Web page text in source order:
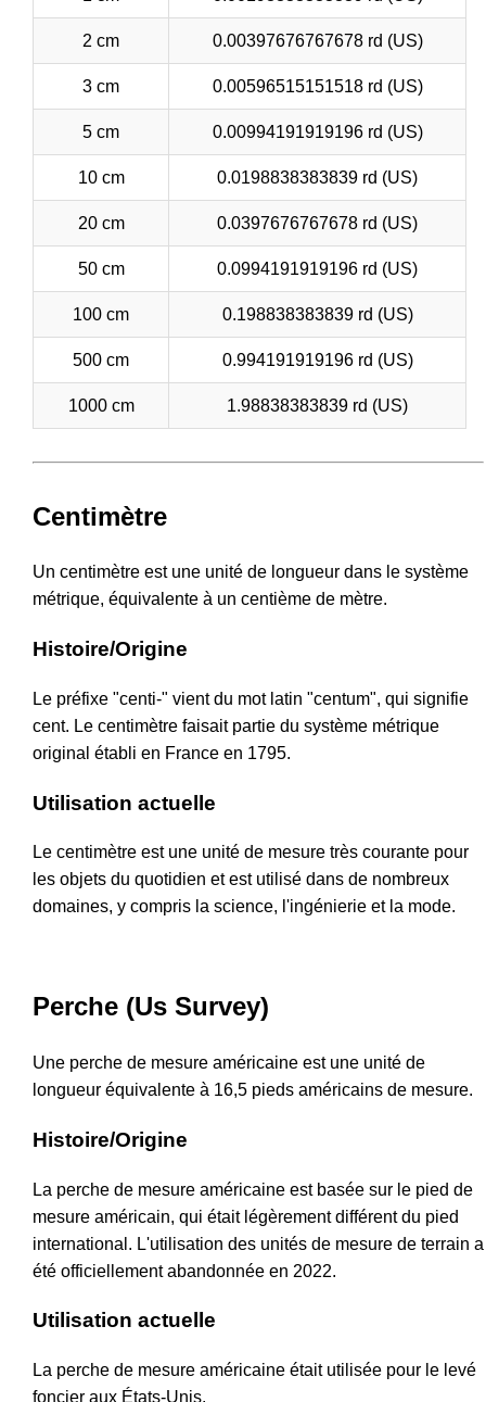
2 cm 0.00397676767678 rd (US)
3 cm 0.00596515151518 rd (US)
5 cm 0.00994191919196 rd (US)
10 cm 0.0198838383839 rd (US)
20 cm 0.0397676767678 rd (US)
50 cm 0.0994191919196 rd (US)
100 cm 0.198838383839 rd (US)
500 cm 0.994191919196 rd (US)
1000 cm 1.98838383839 rd (US)
Centimètre
Un centimètre est une unité de longueur dans le système
métrique, équivalente à un centième de mètre.
Histoire/Origine
Le préfixe "centi-" vient du mot latin "centum", qui signifie
cent. Le centimètre faisait partie du système métrique
original établi en France en 1795.
Utilisation actuelle
Le centimètre est une unité de mesure très courante pour
les objets du quotidien et est utilisé dans de nombreux
domaines, y compris la science, l'ingénierie et la mode.
Perche (Us Survey)
Une perche de mesure américaine est une unité de
longueur équivalente à 16,5 pieds américains de mesure.
Histoire/Origine
La perche de mesure américaine est basée sur le pied de
mesure américain, qui était légèrement différent du pied
international. L'utilisation des unités de mesure de terrain a
été officiellement abandonnée en 2022.
Utilisation actuelle
La perche de mesure américaine était utilisée pour le levé
foncier aux États-Unis.